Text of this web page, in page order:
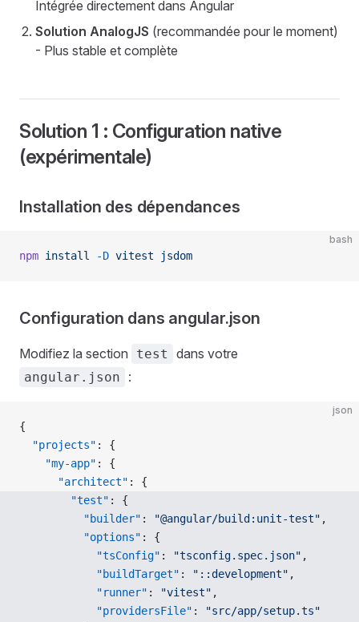
Intégrée directement dans Angular
Solution AnalogJS (recommandée pour le moment)
- Plus stable et complète
Solution 1 : Configuration native
(expérimentale)
Installation des dépendances
bash
npm install -D vitest jsdom
Configuration dans angular.json
Modifiez la section test dans votre
angular.json :
json
{
  "projects"
: {
    "my-app"
: {
      "architect"
: {
        "test"
: {
          "builder"
: "@angular/build:unit-test" ,
          "options"
: {
            "tsConfig"
: "tsconfig.spec.json" ,
            "buildTarget"
: "::development" ,
            "runner"
: "vitest" ,
            "providersFile"
:
"src/app/setup.ts"